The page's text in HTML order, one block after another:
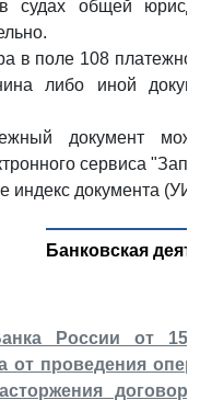
судах общей
в поле 108
либо иной
документ
сервиса
документа
Банковская
России от
от проведения